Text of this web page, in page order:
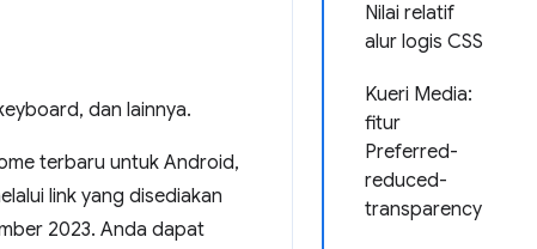
Nilai relatif
alur logis CSS
Kueri Media:
fitur
Preferred-
reduced-
transparency
dan lainnya.
terbaru untuk Android,
link yang disediakan
2023. Anda dapat